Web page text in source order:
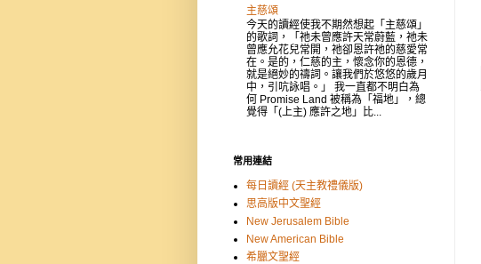
主慈頌
今天的讀經使我不期然想起「主慈頌」
的歌詞，「祂未曾應許天常蔚藍，祂未
曾應允花兒常開，祂卻恩許祂的慈愛常
在。是的，仁慈的主，懷念你的恩德，
就是絕妙的禱詞。讓我們於悠悠的歲月
中，引吭詠唱。」 我一直都不明白為
何 Promise Land 被稱為「福地」，總
覺得「(上主) 應許之地」比...
常用連結
每日讀經 (天主教禮儀版)
思高版中文聖經
New Jerusalem Bible
New American Bible
希臘文聖經